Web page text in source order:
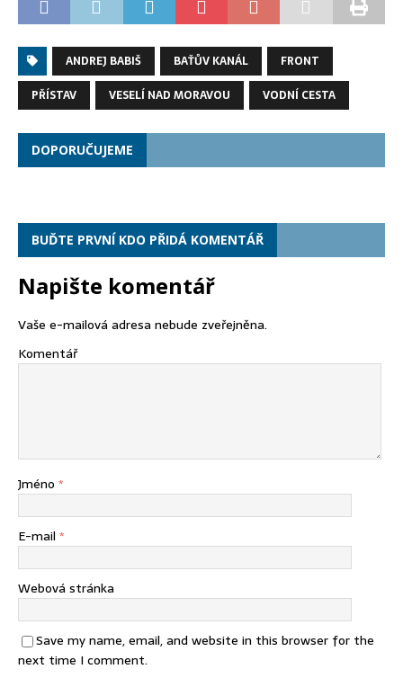
ANDREJ BABIŠ BAŤŮV KANÁL
FRONT
PŘÍSTAV
VESELÍ NAD MORAVOU VODNÍ CESTA
DOPORUČUJEME
BUĎTE PRVNÍ KDO PŘIDÁ KOMENTÁŘ
Napište komentář
Vaše e-mailová adresa nebude zveřejněna.
Komentář
Jméno *
E-mail *
Webová stránka
Save my name, email, and website in this browser for the
next time I comment.